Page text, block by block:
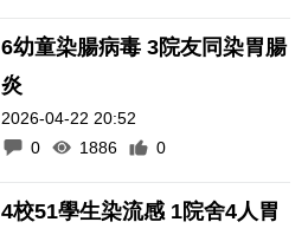
6幼童染腸病毒 3院友同染胃腸
炎
2026-04-22 20:52
0
1886 0
4校51學生染流感 1院舍4人胃